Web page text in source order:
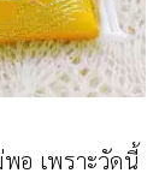
อ เพราะวัดนี้